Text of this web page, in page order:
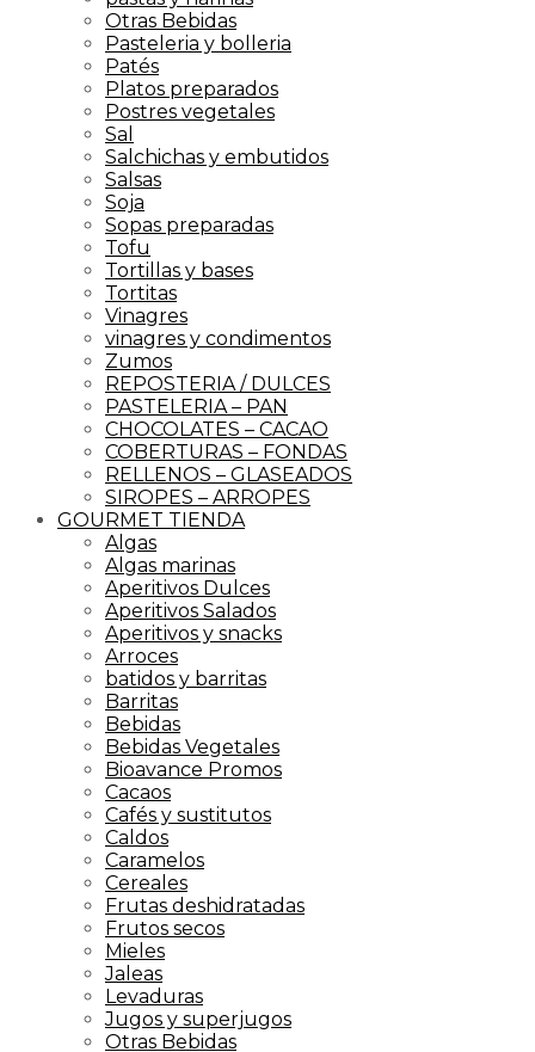
Otras Bebidas
Pasteleria y bolleria
Patés
Platos preparados
Postres vegetales
Sal
Salchichas y embutidos
Salsas
Soja
Sopas preparadas
Tofu
Tortillas y bases
Tortitas
Vinagres
vinagres y condimentos
Zumos
REPOSTERIA / DULCES
PASTELERIA – PAN
CHOCOLATES – CACAO
COBERTURAS – FONDAS
RELLENOS – GLASEADOS
SIROPES – ARROPES
GOURMET TIENDA
Algas
Algas marinas
Aperitivos Dulces
Aperitivos Salados
Aperitivos y snacks
Arroces
batidos y barritas
Barritas
Bebidas
Bebidas Vegetales
Bioavance Promos
Cacaos
Cafés y sustitutos
Caldos
Caramelos
Cereales
Frutas deshidratadas
Frutos secos
Mieles
Jaleas
Levaduras
Jugos y superjugos
Otras Bebidas